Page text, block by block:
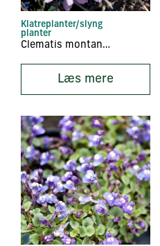
Klatreplanter/slyng
planter
Clematis montana ‘Fragant Spring’
Læs mere